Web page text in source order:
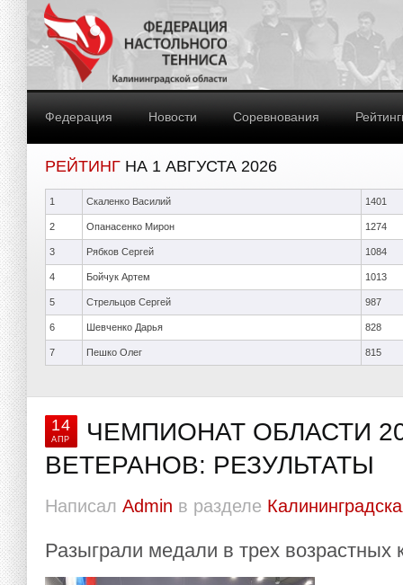
Федерация Новости Соревнования
РЕЙТИНГ НА 1 АВГУСТА 2026
1 Скаленко Василий 1401
2 Опанасенко Мирон 1274
3 Рябков Сергей 1084
4 Бойчук Артем 1013
5 Стрельцов Сергей 987
6 Шевченко Дарья 828
7 Пешко Олег 815
14
АПР
ЧЕМПИОНАТ ОБЛАСТИ
ВЕТЕРАНОВ: РЕЗУЛЬТАТЫ
Написал Admin в разделе
Разыграли медали в трех возрастных